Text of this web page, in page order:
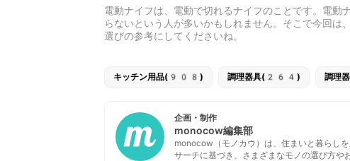
電動ナイフは、電動で切れるナイフのことです。電
らないという人が多いかもしれません。そこで今回は
選びの参考にしてくださいね。
キッチン用品(908) 調理器具(264) 調理
企画・制作
monocow編集部
monocow（モノカウ）は、住まいと暮らし
サーチに基づき、さまざまなモノの選び方や